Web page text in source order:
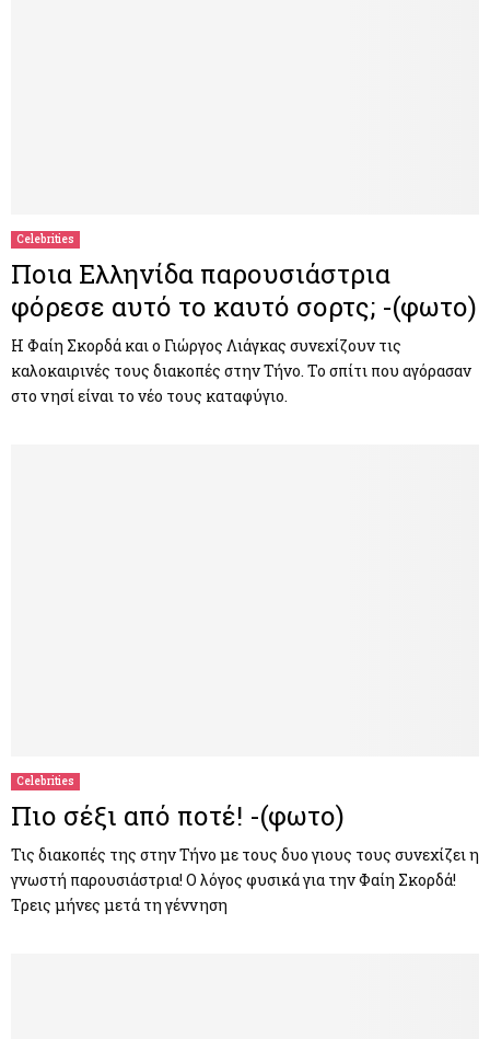
Celebrities
Ποια Ελληνίδα παρουσιάστρια
φόρεσε αυτό το καυτό σορτς; -(φωτο)
Η Φαίη Σκορδά και ο Γιώργος Λιάγκας συνεχίζουν τις
καλοκαιρινές τους διακοπές στην Τήνο. Το σπίτι που αγόρασαν
στο νησί είναι το νέο τους καταφύγιο.
Celebrities
Πιο σέξι από ποτέ! -(φωτο)
Τις διακοπές της στην Τήνο με τους δυο γιους τους συνεχίζει η
γνωστή παρουσιάστρια! Ο λόγος φυσικά για την Φαίη Σκορδά!
Τρεις μήνες μετά τη γέννηση